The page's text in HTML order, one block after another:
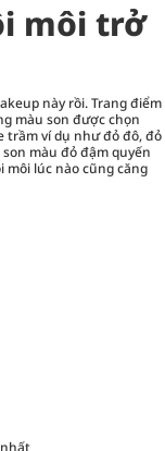
môi trở
này rồi. Trang điểm
màu son được chọn
trầm ví dụ như đỏ đô, đỏ
màu đỏ đậm quyến
môi lúc nào cũng căng